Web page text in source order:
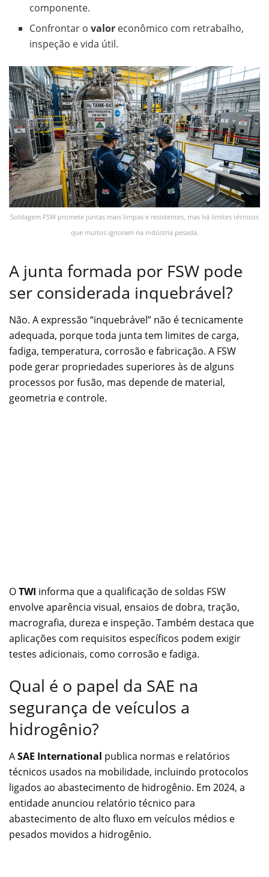
componente.
Confrontar ovalor econômico com retrabalho,
inspeção e vida útil.
Soldagem FSW promete juntas mais limpas e resistentes, mas há limites técnicos
que muitos ignoram na indústria pesada.
A junta formada por FSW pode
ser considerada inquebrável?
Não. A expressão “inquebrável” não é tecnicamente
adequada, porque toda junta tem limites de carga,
fadiga, temperatura, corrosão e fabricação. A FSW
pode gerar propriedades superiores às de alguns
processos por fusão, mas depende de material,
geometria e controle.
OTWI informa que a qualificação de soldas FSW
envolve aparência visual, ensaios de dobra, tração,
macrografia, dureza e inspeção. Também destaca que
aplicações com requisitos específicos podem exigir
testes adicionais, como corrosão e fadiga.
Qual é o papel da SAE na
segurança de veículos a
hidrogênio?
ASAE International publica normas e relatórios
técnicos usados na mobilidade, incluindo protocolos
ligados ao abastecimento de hidrogênio. Em 2024, a
entidade anunciou relatório técnico para
abastecimento de alto fluxo em veículos médios e
pesados movidos a hidrogênio.